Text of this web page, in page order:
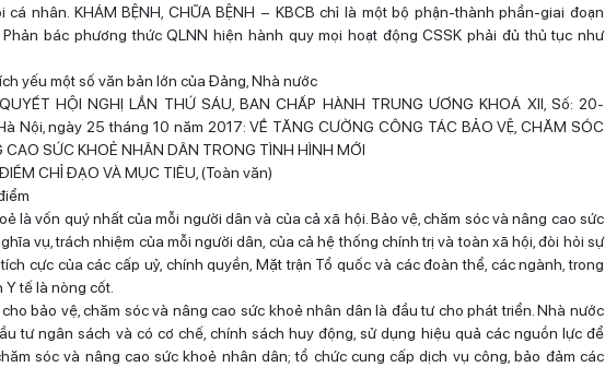
cá nhân. KHÁM BỆNH, CHỮA BỆNH – KBCB chỉ là một bộ phận-thành phần-giai đoạn
Phản bác phương thức QLNN hiện hành quy mọi hoạt động CSSK phải đủ thủ tục như
yếu một số văn bản lớn của Đảng, Nhà nước
HỘI NGHỊ LẦN THỨ SÁU, BAN CHẤP HÀNH TRUNG ƯƠNG KHOÁ XII, Số: 20-
Nội, ngày 25 tháng 10 năm 2017: VỀ TĂNG CƯỜNG CÔNG TÁC BẢO VỆ, CHĂM SÓC
CAO SỨC KHOẺ NHÂN DÂN TRONG TÌNH HÌNH MỚI
CHỈ ĐẠO VÀ MỤC TIÊU, (Toàn văn)
là vốn quý nhất của mỗi người dân và của cả xã hội. Bảo vệ, chăm sóc và nâng cao sức
vụ, trách nhiệm của mỗi người dân, của cả hệ thống chính trị và toàn xã hội, đòi hỏi sự
cực của các cấp uỷ, chính quyền, Mặt trận Tổ quốc và các đoàn thể, các ngành, trong
Y tế là nòng cốt.
bảo vệ, chăm sóc và nâng cao sức khoẻ nhân dân là đầu tư cho phát triển. Nhà nước
tư ngân sách và có cơ chế, chính sách huy động, sử dụng hiệu quả các nguồn lực để
sóc và nâng cao sức khoẻ nhân dân; tổ chức cung cấp dịch vụ công, bảo đảm các